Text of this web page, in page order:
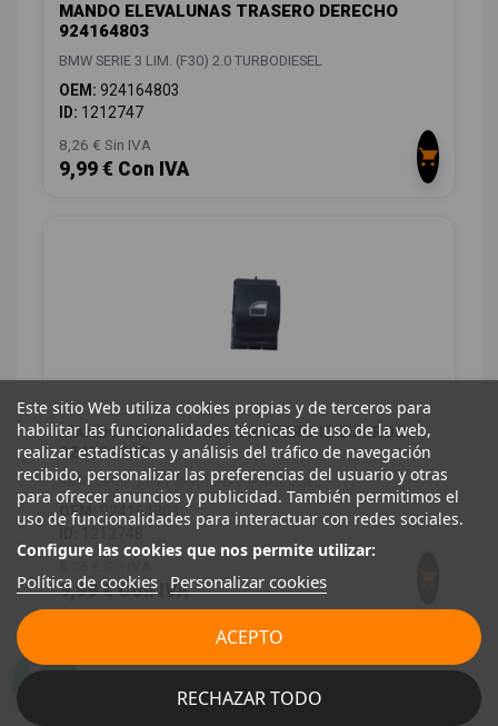
MANDO ELEVALUNAS TRASERO DERECHO
924164803
BMW SERIE 3 LIM. (F30) 2.0 TURBODIESEL
OEM: 924164803
ID: 1212747
8,26 € Sin IVA
9,99 € Con IVA
MANDO ELEVALUNAS TRASERO IZQUIERDO
924164803
BMW SERIE 3 LIM. (F30) 2.0 TURBODIESEL
OEM:
924164803
9,99 € Con IVA
Este sitio Web utiliza cookies propias y de terceros para
habilitar las funcionalidades técnicas de uso de la web,
realizar estadísticas y análisis del tráfico de navegación
recibido, personalizar las preferencias del usuario y otras
para ofrecer anuncios y publicidad. También permitimos el
uso de funcionalidades para interactuar con redes sociales.
Configure las cookies que nos permite utilizar:
Política de cookies Personalizar cookies
RECHAZAR TODO
ACEPTO